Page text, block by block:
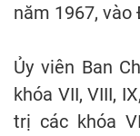
năm 1967,
Ủy viên Ban
khóa VII, VIII,
trị các khóa